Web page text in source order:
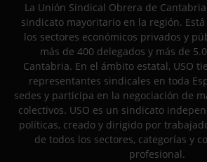
La Unión Sindical Obrera de
sindicato mayoritario en la región.
los sectores económicos privados y
más de 400 delegados y más de
Cantabria. En el ámbito estatal, USO
representantes sindicales en toda
sedes y participa en la negociación de
colectivos. USO es un sindicato
políticas, creado y dirigido por
de todos los sectores, categorías y
profesional.